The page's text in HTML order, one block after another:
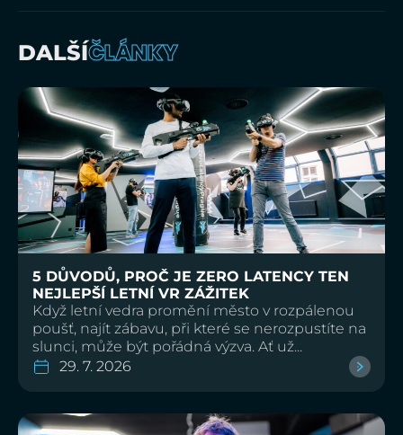
DALŠÍČLÁNKY
5 DŮVODŮ, PROČ JE ZERO LATENCY TEN
NEJLEPŠÍ LETNÍ VR ZÁŽITEK
Když letní vedra promění město v rozpálenou
poušť, najít zábavu, při které se nerozpustíte na
slunci, může být pořádná výzva. Ať už...
29. 7. 2026